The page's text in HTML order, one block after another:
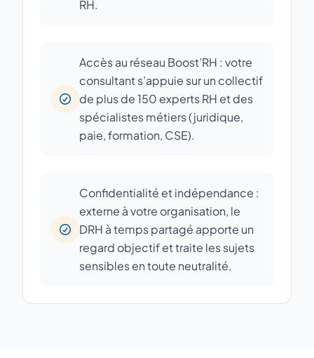
RH.
Accès au réseau Boost’RH : votre
consultant s’appuie sur un collectif
de plus de 150 experts RH et des
spécialistes métiers (juridique,
paie, formation, CSE).
Confidentialité et indépendance :
externe à votre organisation, le
DRH à temps partagé apporte un
regard objectif et traite les sujets
sensibles en toute neutralité.